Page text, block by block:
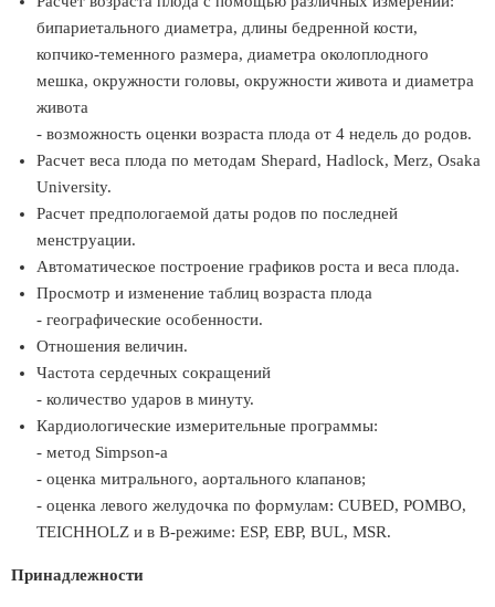
бипариетального диаметра, длины бедренной кости,
копчико-теменного размера, диаметра околоплодного
мешка, окружности головы, окружности живота и диаметра
живота
- возможность оценки возраста плода от 4 недель до родов.
Расчет веса плода по методам Shepard, Hadlock, Merz, Osaka
University.
Расчет предпологаемой даты родов по последней
менструации.
Автоматическое построение графиков роста и веса плода.
Просмотр и изменение таблиц возраста плода
- географические особенности.
Отношения величин.
Частота сердечных сокращений
- количество ударов в минуту.
Кардиологические измерительные программы:
- метод Simpson-а
- оценка митрального, аортального клапанов;
- оценка левого желудочка по формулам: CUBED, POMBO,
TEICHHOLZ и в B-режиме: ESP, EBP, BUL, MSR.
Принадлежности